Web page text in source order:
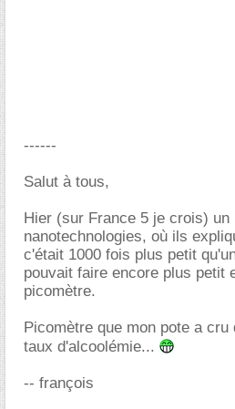
------
Salut à tous,
Hier (sur France 5 je crois) un
nanotechnologies, où ils
c'était 1000 fois plus petit
pouvait faire encore plus petit
picomètre.
Picomètre que mon pote a
taux d'alcoolémie...
-- françois